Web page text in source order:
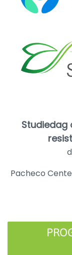
Studiedag
Pacheco